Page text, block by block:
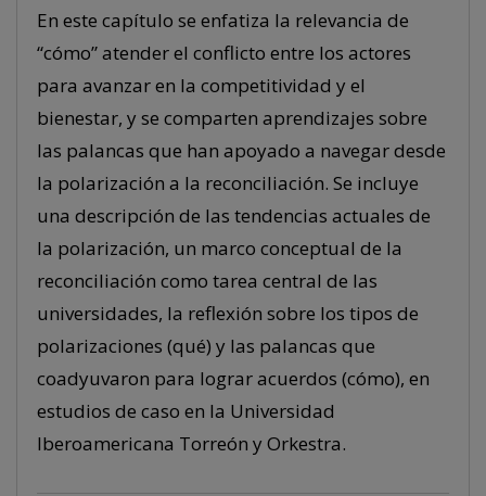
En este capítulo se enfatiza la relevancia de
“cómo” atender el conflicto entre los actores
para avanzar en la competitividad y el
bienestar, y se comparten aprendizajes sobre
las palancas que han apoyado a navegar desde
la polarización a la reconciliación. Se incluye
una descripción de las tendencias actuales de
la polarización, un marco conceptual de la
reconciliación como tarea central de las
universidades, la reflexión sobre los tipos de
polarizaciones (qué) y las palancas que
coadyuvaron para lograr acuerdos (cómo), en
estudios de caso en la Universidad
Iberoamericana Torreón y Orkestra.